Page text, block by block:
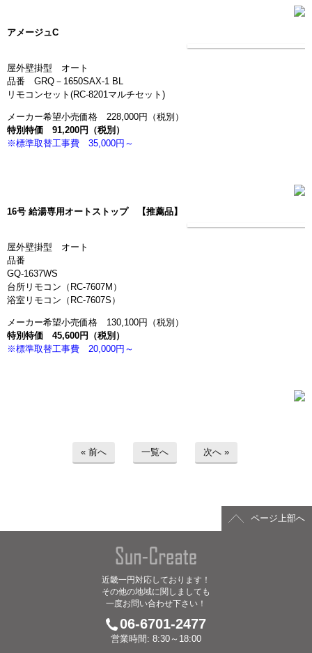
アメージュC
屋外壁掛型 オート
品番 GRQ－1650SAX-1 BL
リモコンセット(RC-8201マルチセット)
メーカー希望小売価格 228,000円（税別）
特別特価 91,200円（税別）
※標準取替工事費 35,000円～
16号 給湯専用オートストップ 【推薦品】
屋外壁掛型 オート
品番
GQ-1637WS
台所リモコン（RC-7607M）
浴室リモコン（RC-7607S）
メーカー希望小売価格 130,100円（税別）
特別特価 45,600円（税別）
※標準取替工事費 20,000円～
« 前へ 一覧へ 次へ »
ページ上部へ
近畿一円対応しております！
その他の地域に関しましても
一度お問い合わせ下さい！
06-6701-2477
営業時間: 8:30～18:00
お問い合わせ